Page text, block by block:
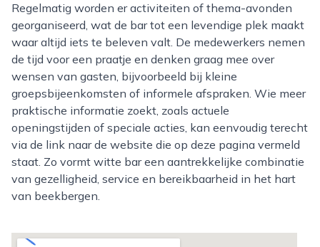
Regelmatig worden er activiteiten of thema-avonden
georganiseerd, wat de bar tot een levendige plek maakt
waar altijd iets te beleven valt. De medewerkers nemen
de tijd voor een praatje en denken graag mee over
wensen van gasten, bijvoorbeeld bij kleine
groepsbijeenkomsten of informele afspraken. Wie meer
praktische informatie zoekt, zoals actuele
openingstijden of speciale acties, kan eenvoudig terecht
via de link naar de website die op deze pagina vermeld
staat. Zo vormt witte bar een aantrekkelijke combinatie
van gezelligheid, service en bereikbaarheid in het hart
van beekbergen.